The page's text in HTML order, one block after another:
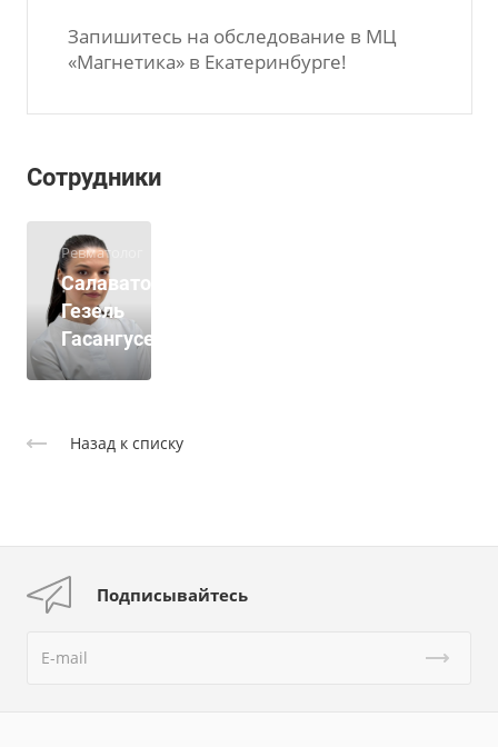
Запишитесь на обследование в МЦ
«Магнетика» в Екатеринбурге!
Сотрудники
Ревматолог
Салаватова
Гезель
Гасангусейновна
Назад к списку
Подписывайтесь